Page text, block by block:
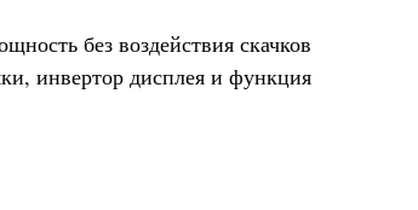
без воздействия скачков
инвертор дисплея и функция